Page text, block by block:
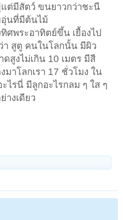
ต่มีสัตว์ ขนยาวกว่าชะนี
นที่มีต้นไม้
ศพระอาทิตย์ขึ้น เยื้องไป
า สูตู คนในโลกนั้น มีผิว
สูงไม่เกิน 10 เมตร มีสี
มาโลกเรา 17 ชั่วโมง ใน
ไรนี่ มีลูกอะไรกลม ๆ ใส ๆ
างเดียว